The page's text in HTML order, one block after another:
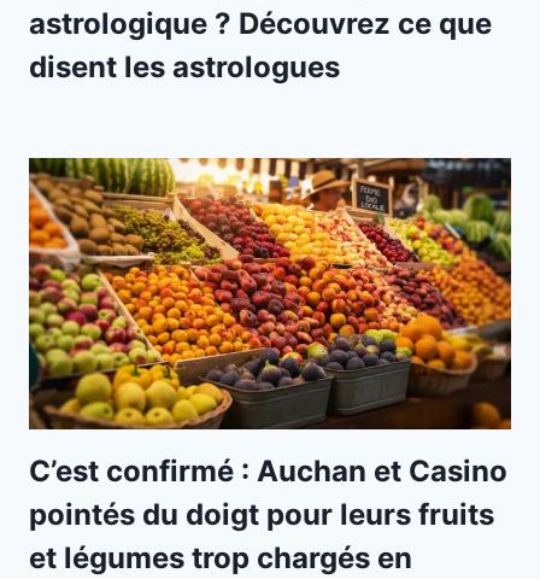
astrologique ? Découvrez ce que
disent les astrologues
C’est confirmé : Auchan et Casino
pointés du doigt pour leurs fruits
et légumes trop chargés en